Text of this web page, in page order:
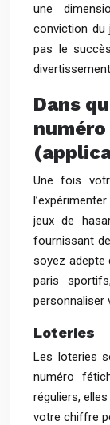
une
conviction du
pas le
Dans
Une fois
jeux de
fournissant
soyez adepte
paris
personnaliser
Loteries
Les loteries
numéro
réguliers,
votre chiffre